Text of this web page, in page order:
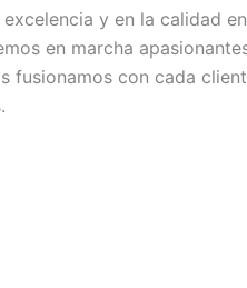
excelencia y en la calidad
en marcha
fusionamos con cada